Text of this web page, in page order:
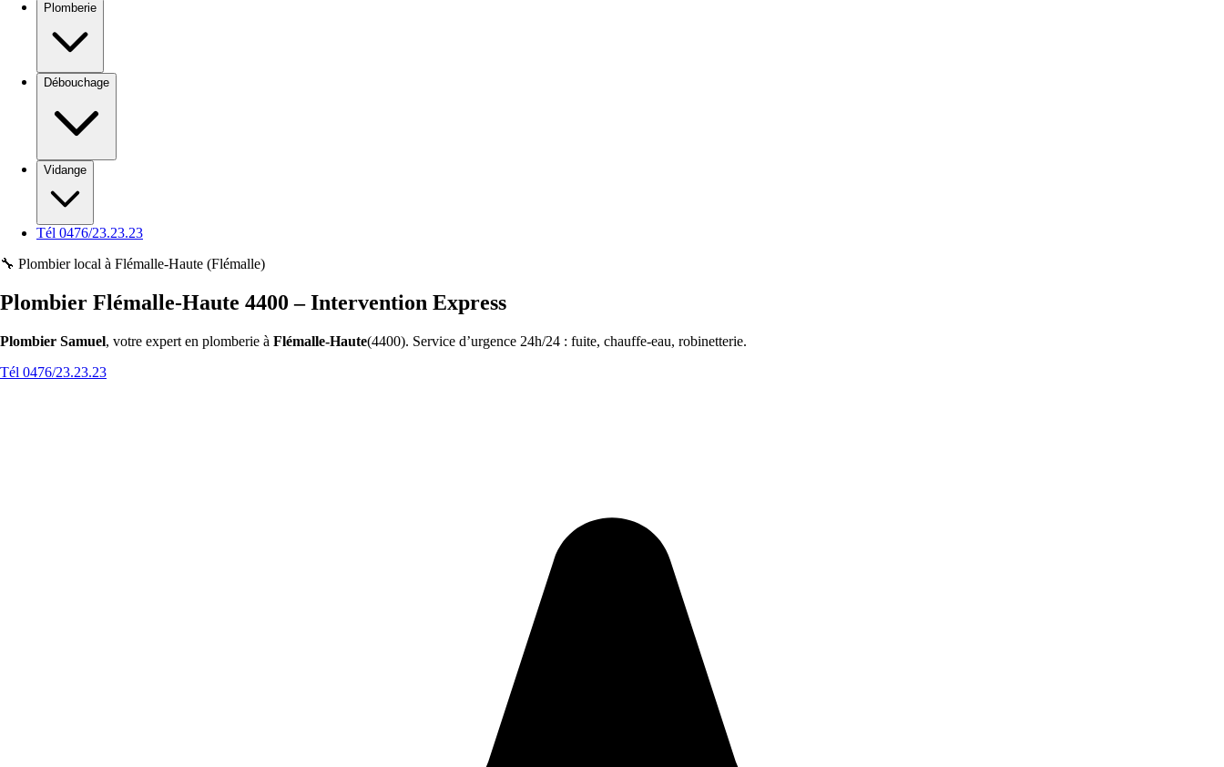
Plomberie
Débouchage
Vidange
Tél 0476/23.23.23
🔧 Plombier local à Flémalle-Haute (Flémalle)
Plombier Flémalle-Haute 4400 – Intervention Express
Plombier Samuel, votre expert en plomberie à Flémalle-Haute(4400). Service d’urgence 24h/24 : fuite, chauffe-eau, robinetterie.
Tél 0476/23.23.23